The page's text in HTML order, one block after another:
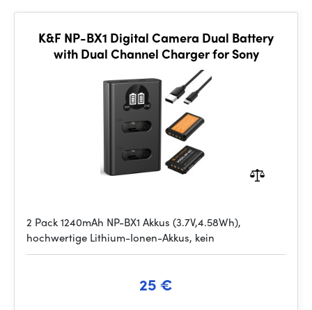
K&F NP-BX1 Digital Camera Dual Battery
with Dual Channel Charger for Sony
2 Pack 1240mAh NP-BX1 Akkus (3.7V,4.58Wh),
hochwertige Lithium-Ionen-Akkus, kein
25 €